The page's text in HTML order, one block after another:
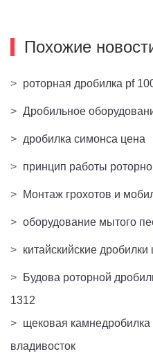
Похожие
> роторная дробилка pf
> Дробильное
> дробилка симонса цена
> принцип работы
> Монтаж грохотов и
> оборудование мытого
> китайскийские
>
Будова роторной
1312
> щековая
владивосток